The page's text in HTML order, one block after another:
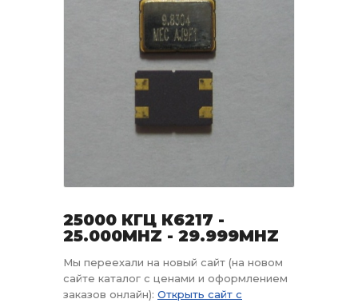
25000 КГЦ К6217 -
25.000MHZ - 29.999MHZ
Мы переехали на новый сайт (на новом
сайте каталог с ценами и оформлением
заказов онлайн): Открыть сайт с